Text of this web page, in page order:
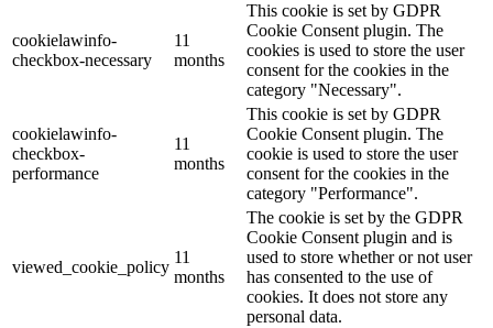
cookielawinfo-
checkbox-necessary
11
months
This cookie is set by GDPR
Cookie Consent plugin. The
cookies is used to store the user
consent for the cookies in the
category "Necessary".
cookielawinfo-
checkbox-
performance
11
months
This cookie is set by GDPR
Cookie Consent plugin. The
cookie is used to store the user
consent for the cookies in the
category "Performance".
viewed_cookie_policy
11
months
The cookie is set by the GDPR
Cookie Consent plugin and is
used to store whether or not user
has consented to the use of
cookies. It does not store any
personal data.